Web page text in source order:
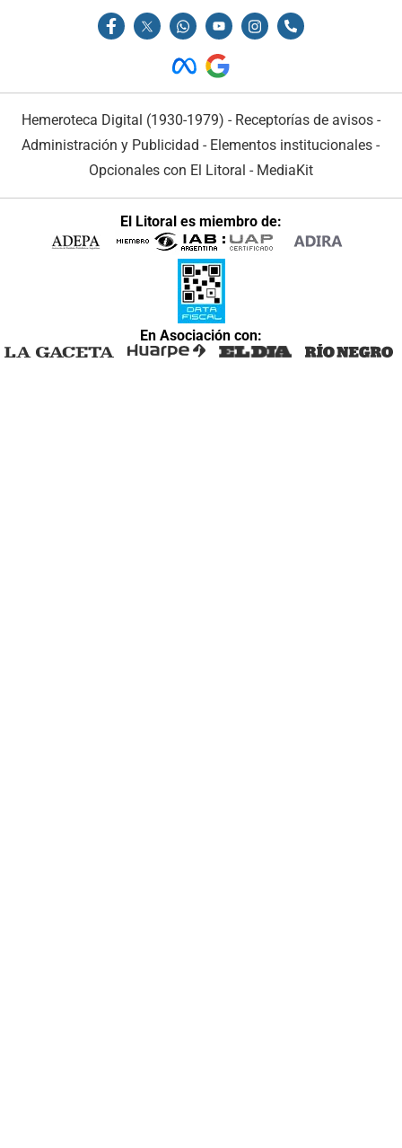
Hemeroteca Digital (1930-1979) - Receptorías de avisos -
Administración y Publicidad - Elementos institucionales -
Opcionales con El Litoral - MediaKit
El Litoral es miembro de:
En Asociación con: